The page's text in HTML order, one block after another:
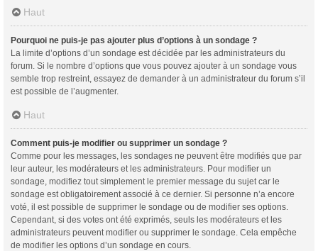
Haut
Pourquoi ne puis-je pas ajouter plus d’options à un sondage ?
La limite d’options d’un sondage est décidée par les administrateurs du
forum. Si le nombre d’options que vous pouvez ajouter à un sondage vous
semble trop restreint, essayez de demander à un administrateur du forum s’il
est possible de l’augmenter.
Haut
Comment puis-je modifier ou supprimer un sondage ?
Comme pour les messages, les sondages ne peuvent être modifiés que par
leur auteur, les modérateurs et les administrateurs. Pour modifier un
sondage, modifiez tout simplement le premier message du sujet car le
sondage est obligatoirement associé à ce dernier. Si personne n’a encore
voté, il est possible de supprimer le sondage ou de modifier ses options.
Cependant, si des votes ont été exprimés, seuls les modérateurs et les
administrateurs peuvent modifier ou supprimer le sondage. Cela empêche
de modifier les options d’un sondage en cours.